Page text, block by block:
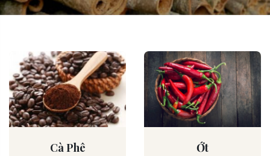
Cà Phê Ớt